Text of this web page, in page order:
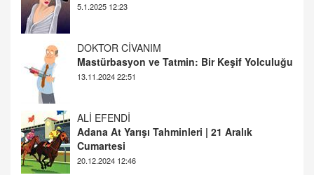
13.11.2024 22:51
ALİ EFENDİ
Adana At Yarışı Tahminleri | 21 Aralık
Cumartesi
TUTKUNUN PERİSİ
Sağlıklı Bir Cinsel Yaşam ile İlgili Bilinmesi
Gerekenler
08.11.2024 13:16